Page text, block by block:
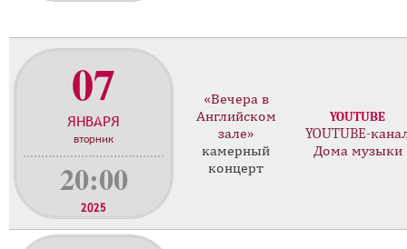
07
ЯНВАРЯ
вторник
20:00
2025
«Вечера в
Английском
зале»
камерный
концерт
YOUTUBE
YOUTUBE-
Дома музыки